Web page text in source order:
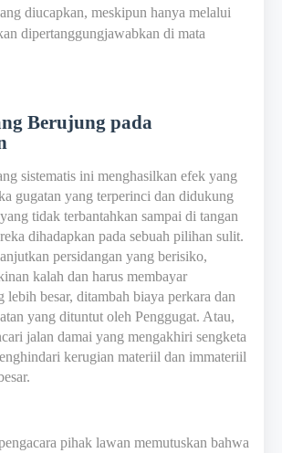
diucapkan, meskipun hanya melalui
dipertanggungjawabkan di mata
Berujung pada
sistematis ini menghasilkan efek yang
gugatan yang terperinci dan didukung
tidak terbantahkan sampai di tangan
dihadapkan pada sebuah pilihan sulit.
persidangan yang berisiko,
kalah dan harus membayar
lebih besar, ditambah biaya perkara dan
yang dituntut oleh Penggugat. Atau,
jalan damai yang mengakhiri sengketa
kerugian materiil dan immateriil
pihak lawan memutuskan bahwa